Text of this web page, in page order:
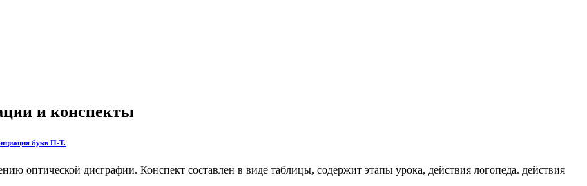
и конспекты
букв П-Т.
оптической дисграфии. Конспект составлен в виде таблицы, содержит этапы урока, действия логопеда. действия